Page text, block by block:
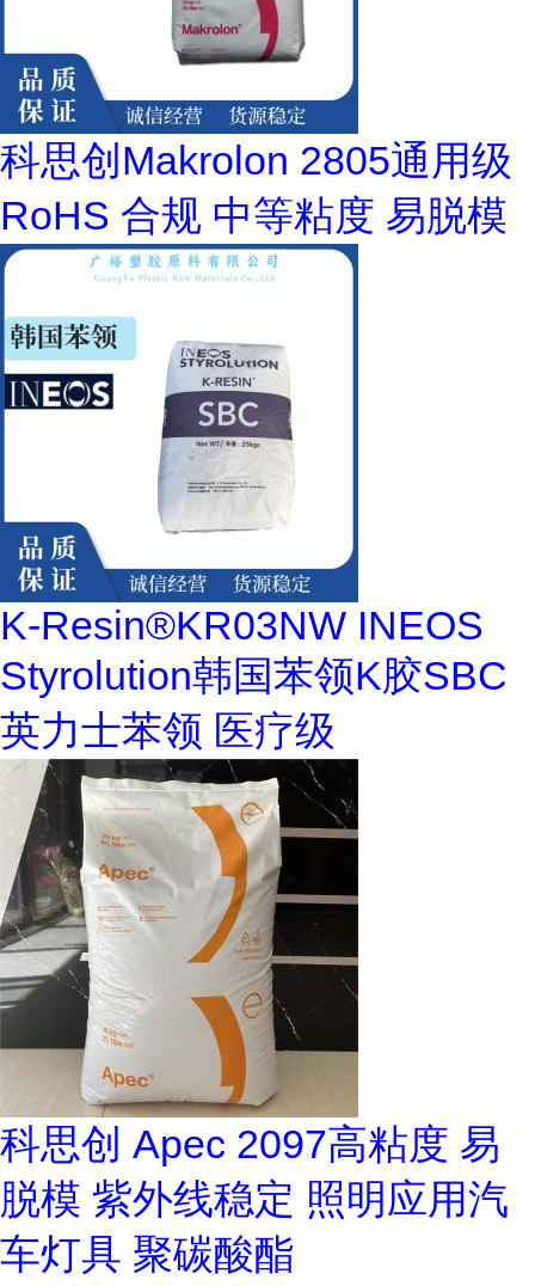
科思创Makrolon 2805通用级
RoHS 合规 中等粘度 易脱模
K-Resin®KR03NW INEOS
Styrolution韩国苯领K胶SBC
英力士苯领 医疗级
科思创 Apec 2097高粘度 易
脱模 紫外线稳定 照明应用汽
车灯具 聚碳酸酯